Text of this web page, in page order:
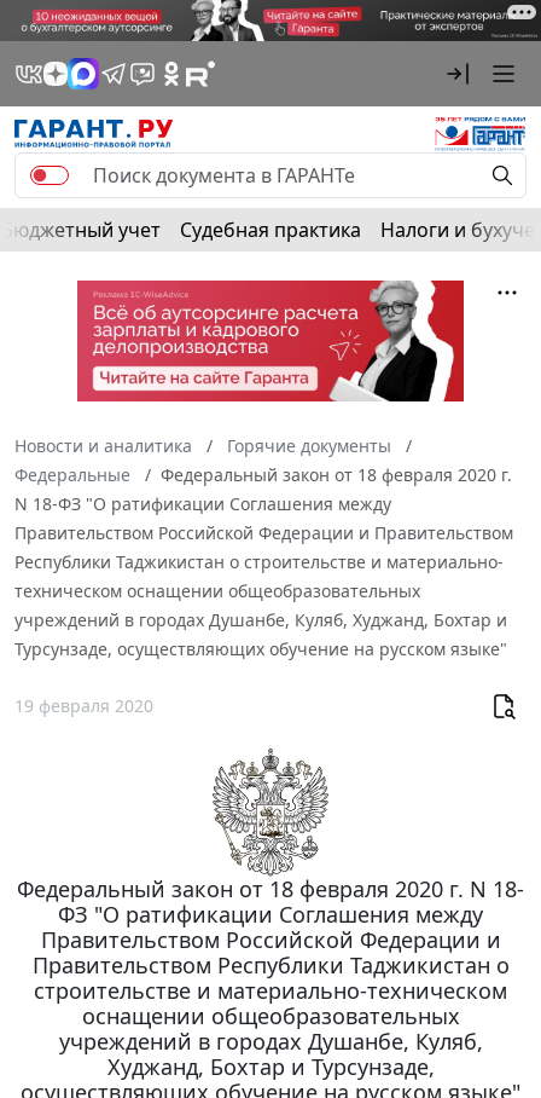
Бюджетный учет Судебная практика Налоги и
Новости и аналитика
Горячие документы
Федеральные
Федеральный закон от 18 февраля 2020 г.
N 18-ФЗ "О ратификации Соглашения между
Правительством Российской Федерации и Правительством
Республики Таджикистан о строительстве и материально-
техническом оснащении общеобразовательных
учреждений в городах Душанбе, Куляб, Худжанд, Бохтар и
Турсунзаде, осуществляющих обучение на русском языке"
19 февраля 2020
Федеральный закон от 18 февраля 2020 г. N 18-
ФЗ "О ратификации Соглашения между
Правительством Российской Федерации и
Правительством Республики Таджикистан о
строительстве и материально-техническом
оснащении общеобразовательных
учреждений в городах Душанбе, Куляб,
Худжанд, Бохтар и Турсунзаде,
осуществляющих обучение на русском языке"